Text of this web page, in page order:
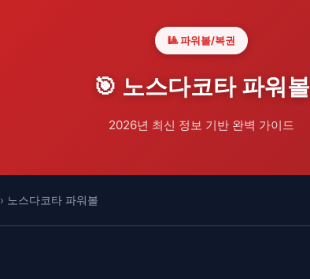
🎱 파워볼/복권
🎯 노스다코타 파워볼
2026년 최신 정보 기반 완벽 가이드
› 노스다코타 파워볼